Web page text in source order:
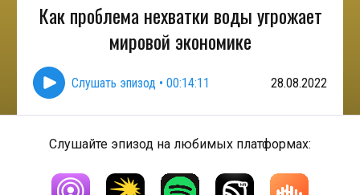
Как проблема нехватки воды угрожает
мировой экономике
Слушать эпизод • 00:14:11 28.08.2022
Слушайте эпизод на любимых платформах: